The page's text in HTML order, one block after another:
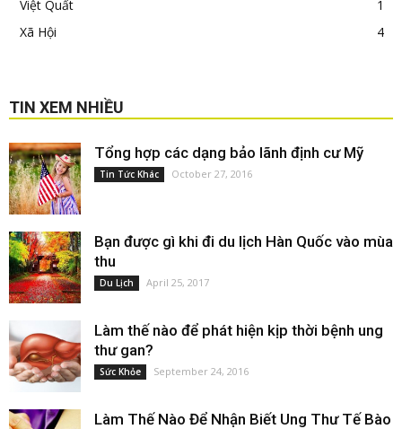
Việt Quất
1
Xã Hội
4
TIN XEM NHIỀU
Tổng hợp các dạng bảo lãnh định cư Mỹ
Tin Tức Khác October 27, 2016
Bạn được gì khi đi du lịch Hàn Quốc vào mùa
thu
Du Lịch April 25, 2017
Làm thế nào để phát hiện kịp thời bệnh ung
thư gan?
Sức Khỏe September 24, 2016
Làm Thế Nào Để Nhận Biết Ung Thư Tế Bào